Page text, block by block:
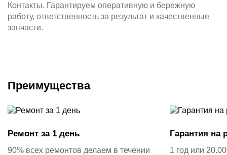
Контакты. Гарантируем оперативную и бережную
работу, ответственность за результат и качественные
запчасти.
Преимущества
Ремонт за 1 день
90% всех ремонтов делаем в течении
Гарантия на
1 год или